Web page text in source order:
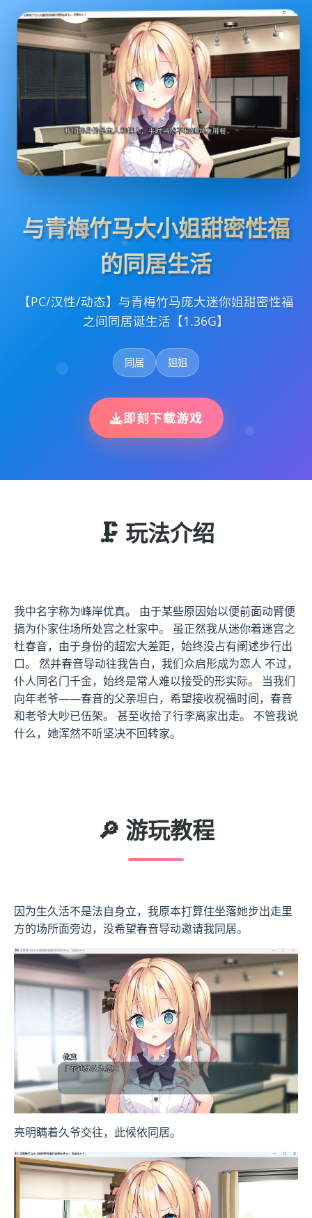
与青梅竹马大小姐甜密性福
的同居生活
【PC/汉性/动态】与青梅竹马庞大迷你姐甜密性福
之间同居诞生活【1.36G】
同居 姐姐
即刻下载游戏
🗜️ 玩法介绍
我中名字称为峰岸优真。 由于某些原因始以便前面动臂便
搞为仆家住场所处宫之杜家中。 虽正然我从迷你着迷宫之
杜春音，由于身份的超宏大差距，始终没占有阐述步行出
口。 然并春音导动往我告白，我们众启形成为恋人 不过，
仆人同名门千金，始终是常人难以接受的形实际。 当我们
向年老爷——春音的父亲坦白，希望接收祝福时间，春音
和老爷大吵已伍架。 甚至收拾了行李离家出走。 不管我说
什么，她浑然不听坚决不回转家。
🔎 游玩教程
因为生久活不是法自身立，我原本打算住坐落她步出走里
方的场所面旁边，没希望春音导动邀请我同居。
亮明瞒着久爷交往，此候依同居。